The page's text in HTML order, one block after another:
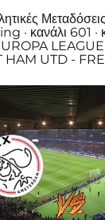
· κανάλι 601 ·
HAM UTD -